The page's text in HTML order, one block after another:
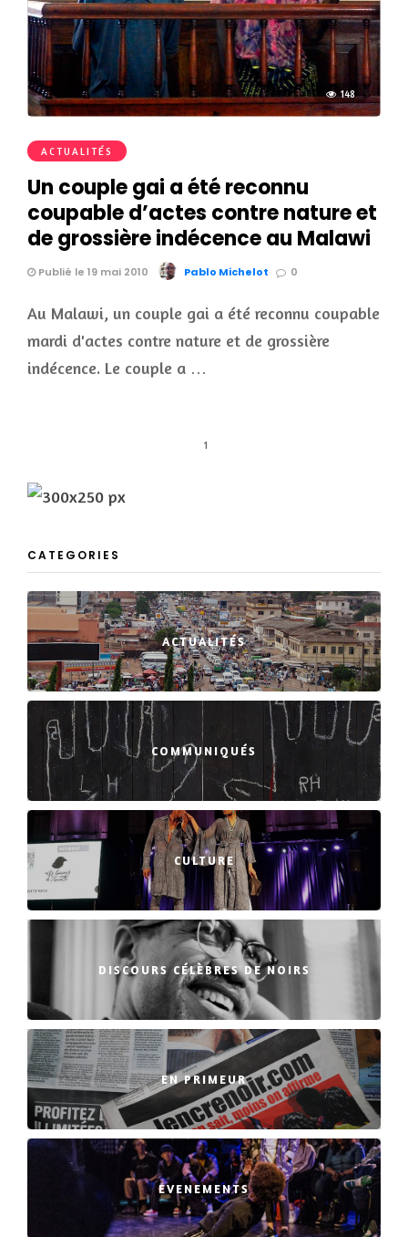
148
ACTUALITÉS
Un couple gai a été reconnu
coupable d’actes contre nature et
de grossière indécence au Malawi
Publié le 19 mai 2010 Pablo Michelot 0
Au Malawi, un couple gai a été reconnu coupable
mardi d'actes contre nature et de grossière
indécence. Le couple a …
1
CATEGORIES
ACTUALITÉS
COMMUNIQUÉS
CULTURE
DISCOURS CÉLÈBRES DE NOIRS
EN PRIMEUR
EVENEMENTS